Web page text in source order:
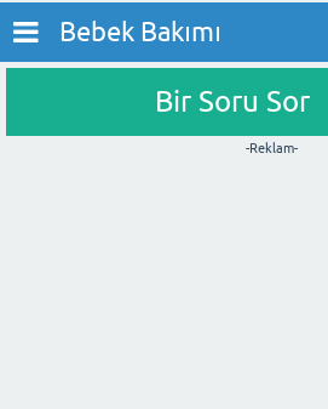
Bebek Bakımı
Bir Soru Sor
-Reklam-